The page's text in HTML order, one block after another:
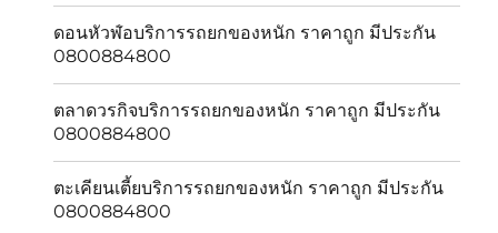
ดอนหัวฬ่อบริการรถยกของหนัก ราคาถูก มีประกัน
0800884800
ตลาดวรกิจบริการรถยกของหนัก ราคาถูก มีประกัน
0800884800
ตะเคียนเตี้ยบริการรถยกของหนัก ราคาถูก มีประกัน
0800884800